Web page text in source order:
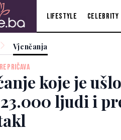
Lifestyle Celebrity
Vjenčanja
koje je
ljudi i